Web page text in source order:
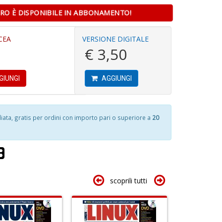
È DISPONIBILE IN ABBONAMENTO!
VERSIONE DIGITALE
€ 3,50
AGGIUNGI
gratis per ordini con importo pari o superiore a 20
scoprili tutti